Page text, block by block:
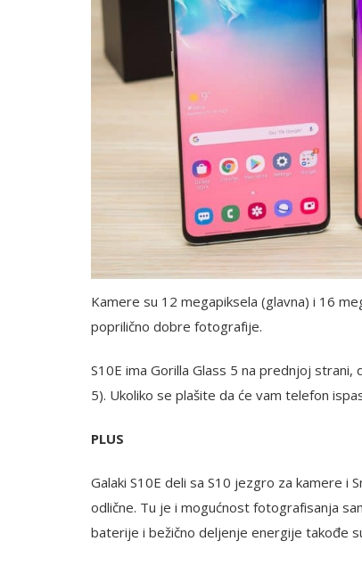
Kamere su 12 megapiksela (glavna) i 16
poprilično dobre fotografije.
S10E ima Gorilla Glass 5 na prednjoj
5). Ukoliko se plašite da će vam telefon
PLUS
Galaki S10E deli sa S10 jezgro za kamere
odlične. Tu je i mogućnost fotografisanja
baterije i bežično deljenje energije takođe